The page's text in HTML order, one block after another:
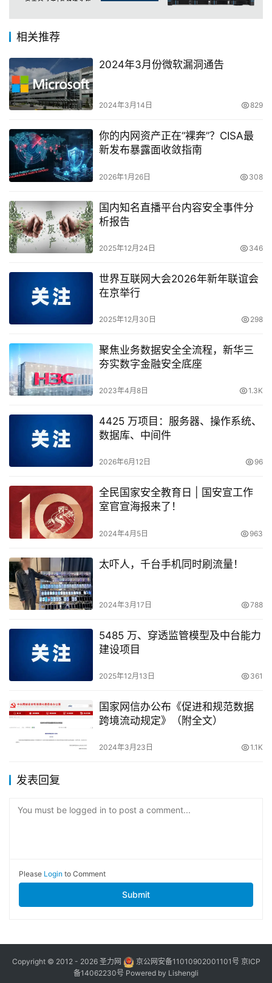
相关推荐
2024年3月份微软漏洞通告
2024年3月14日 829
你的内网资产正在“裸奔”？CISA最
新发布暴露面收敛指南
2026年1月26日 308
国内知名直播平台内容安全事件分
析报告
2025年12月24日 346
世界互联网大会2026年新年联谊会
在京举行
2025年12月30日 298
聚焦业务数据安全全流程，新华三
夯实数字金融安全底座
2023年4月8日 1.3K
4425 万项目：服务器、操作系统、
数据库、中间件
2026年6月12日 96
全民国家安全教育日 | 国安宣工作
室官宣海报来了！
2024年4月5日 963
太吓人，千台手机同时刷流量！
2024年3月17日 788
5485 万、穿透监管模型及中台能力
建设项目
2025年12月13日 361
国家网信办公布《促进和规范数据
跨境流动规定》（附全文）
2024年3月23日 1.1K
发表回复
You must be logged in to post a comment...
Please Login to Comment
Submit
Copyright © 2012 - 2026 圣力网 京公网安备11010902001101号 京ICP
备14062230号 Powered by Lishengli